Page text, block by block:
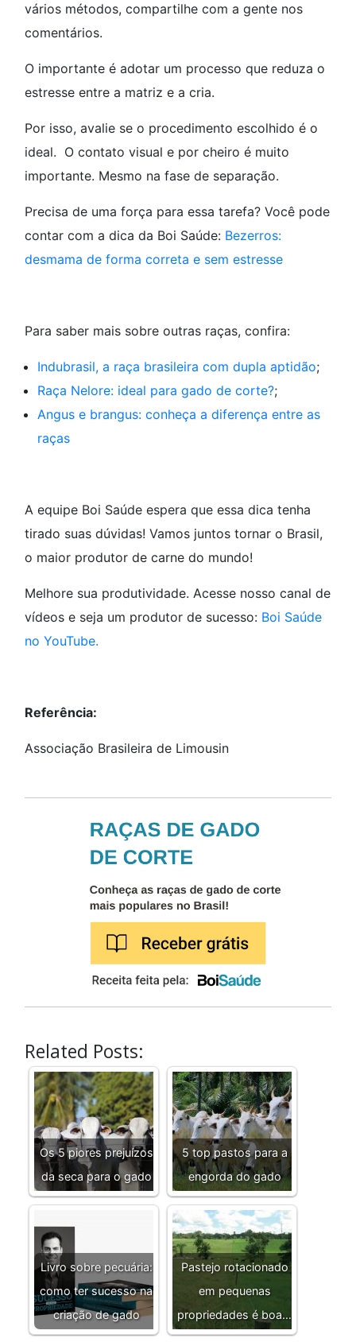
vários métodos, compartilhe com a gente nos
comentários.
O importante é adotar um processo que reduza o
estresse entre a matriz e a cria.
Por isso, avalie se o procedimento escolhido é o
ideal. O contato visual e por cheiro é muito
importante. Mesmo na fase de separação.
Precisa de uma força para essa tarefa? Você pode
contar com a dica da Boi Saúde: Bezerros:
desmama de forma correta e sem estresse
Para saber mais sobre outras raças, confira:
Indubrasil, a raça brasileira com dupla aptidão;
Raça Nelore: ideal para gado de corte?;
Angus e brangus: conheça a diferença entre as
raças
A equipe Boi Saúde espera que essa dica tenha
tirado suas dúvidas! Vamos juntos tornar o Brasil,
o maior produtor de carne do mundo!
Melhore sua produtividade. Acesse nosso canal de
vídeos e seja um produtor de sucesso: Boi Saúde
no YouTube.
Referência:
Associação Brasileira de Limousin
Related Posts:
Os 5 piores prejuízos
da seca para o gado
5 top pastos para a
engorda do gado
Livro sobre pecuária:
como ter sucesso na
criação de gado
Pastejo rotacionado
em pequenas
propriedades é boa…